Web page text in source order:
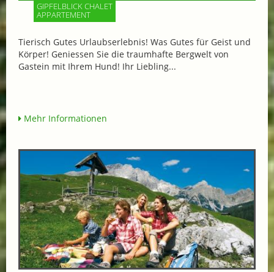
GIPFELBLICK CHALET
APPARTEMENT
Tierisch Gutes Urlaubserlebnis! Was Gutes für Geist und
Körper! Geniessen Sie die traumhafte Bergwelt von
Gastein mit Ihrem Hund! Ihr Liebling...
Mehr Informationen